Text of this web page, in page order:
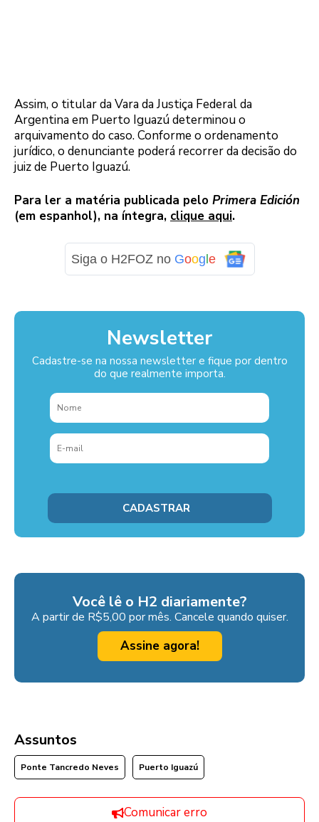
Assim, o titular da Vara da Justiça Federal da
Argentina em Puerto Iguazú determinou o
arquivamento do caso. Conforme o ordenamento
jurídico, o denunciante poderá recorrer da decisão do
juiz de Puerto Iguazú.
Para ler a matéria publicada pelo Primera Edición
(em espanhol), na íntegra, clique aqui.
Siga o H2FOZ no Google
Newsletter
Cadastre-se na nossa newsletter e fique por dentro
do que realmente importa.
Você lê o H2 diariamente?
A partir de R$5,00 por mês. Cancele quando quiser.
Assine agora!
Assuntos
Ponte Tancredo Neves Puerto Iguazú
Comunicar erro